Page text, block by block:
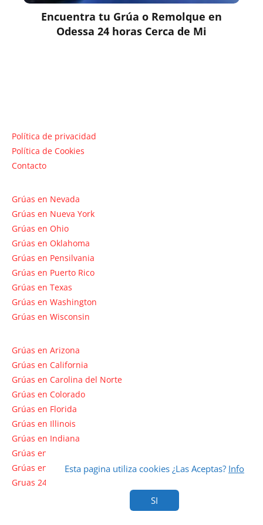
Encuentra tu Grúa o Remolque en
Odessa 24 horas Cerca de Mi
Política de privacidad
Política de Cookies
Contacto
Grúas en Nevada
Grúas en Nueva York
Grúas en Ohio
Grúas en Oklahoma
Grúas en Pensilvania
Grúas en Puerto Rico
Grúas en Texas
Grúas en Washington
Grúas en Wisconsin
Grúas en Arizona
Grúas en California
Grúas en Carolina del Norte
Grúas en Colorado
Grúas en Florida
Grúas en Illinois
Grúas en Indiana
Grúas en Massachusetts
Grúas en Nebraska
Gruas 24 en Dallas Tx
Esta pagina utiliza cookies ¿Las Aceptas? Info
SI